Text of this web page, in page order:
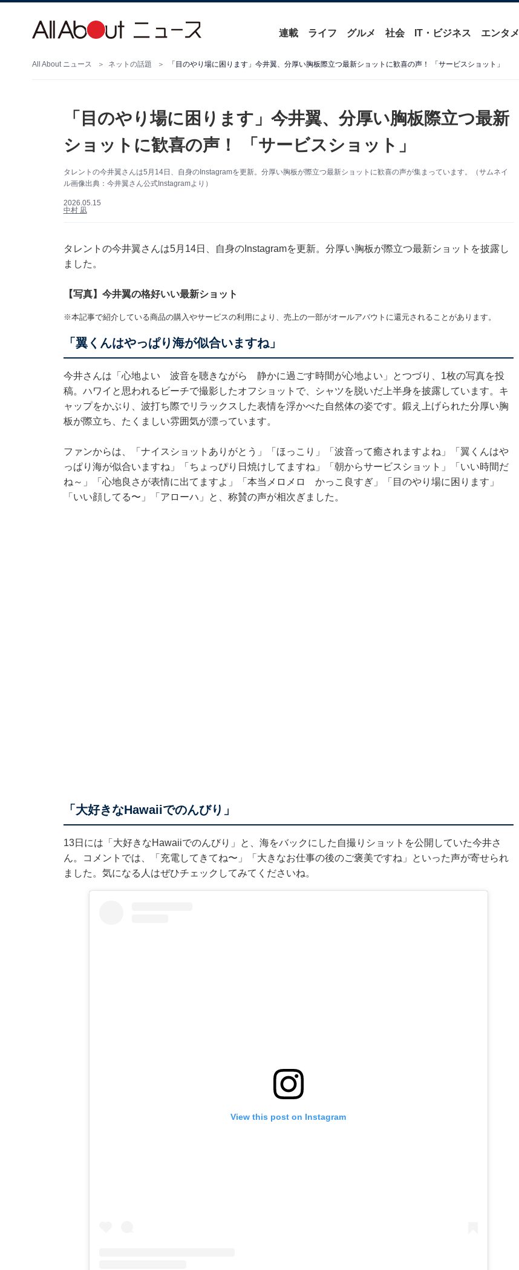
連載 ライフ グルメ 社会 IT・ビジネス エンタメ
All About ニュース ネットの話題 「目のやり場に困ります」今井翼、分厚い胸板際立つ最新ショットに歓喜の声！ 「サービスショット」
「目のやり場に困ります」今井翼、分厚い胸板際立つ最新
ショットに歓喜の声！ 「サービスショット」
タレントの今井翼さんは5月14日、自身のInstagramを更新。分厚い胸板が際立つ最新ショットに歓喜の声が集まっています。（サムネイ
ル画像出典：今井翼さん公式Instagramより）
2026.05.15
中村 凪
タレントの今井翼さんは5月14日、自身のInstagramを更新。分厚い胸板が際立つ最新ショットを披露し
ました。
【写真】今井翼の格好いい最新ショット
※本記事で紹介している商品の購入やサービスの利用により、売上の一部がオールアバウトに還元されることがあります。
「翼くんはやっぱり海が似合いますね」
今井さんは「心地よい 波音を聴きながら 静かに過ごす時間が心地よい」とつづり、1枚の写真を投
稿。ハワイと思われるビーチで撮影したオフショットで、シャツを脱いだ上半身を披露しています。キ
ャップをかぶり、波打ち際でリラックスした表情を浮かべた自然体の姿です。鍛え上げられた分厚い胸
板が際立ち、たくましい雰囲気が漂っています。
ファンからは、「ナイスショットありがとう」「ほっこり」「波音って癒されますよね」「翼くんはや
っぱり海が似合いますね」「ちょっぴり日焼けしてますね」「朝からサービスショット」「いい時間だ
ね～」「心地良さが表情に出てますよ」「本当メロメロ かっこ良すぎ」「目のやり場に困ります」
「いい顔してる〜」「アローハ」と、称賛の声が相次ぎました。
「大好きなHawaiiでのんびり」
13日には「大好きなHawaiiでのんびり」と、海をバックにした自撮りショットを公開していた今井さ
ん。コメントでは、「充電してきてね〜」「大きなお仕事の後のご褒美ですね」といった声が寄せられ
ました。気になる人はぜひチェックしてみてくださいね。
View this post on Instagram